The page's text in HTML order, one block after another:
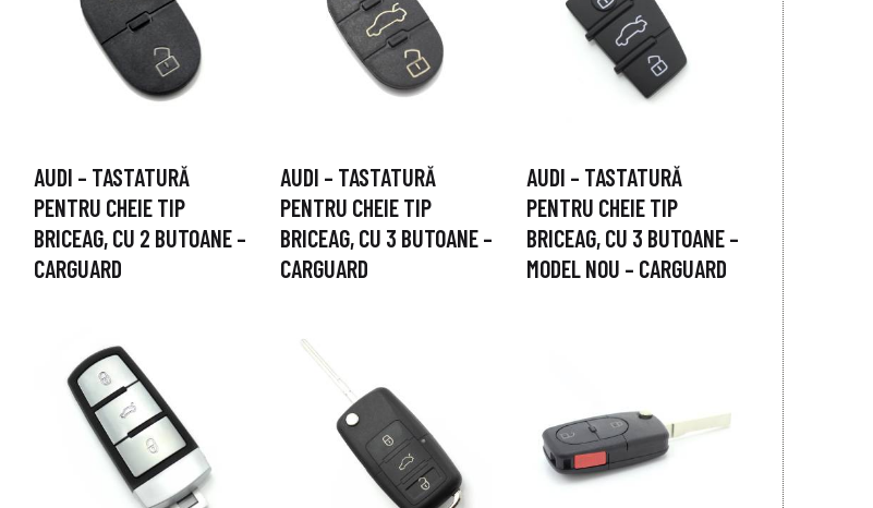
AUDI – TASTATURĂ
PENTRU CHEIE TIP
BRICEAG, CU 2 BUTOANE –
CARGUARD
AUDI – TASTATURĂ
PENTRU CHEIE TIP
BRICEAG, CU 3 BUTOANE –
CARGUARD
AUDI – TASTATURĂ
PENTRU CHEIE TIP
BRICEAG, CU 3 BUTOANE –
MODEL NOU – CARGUARD